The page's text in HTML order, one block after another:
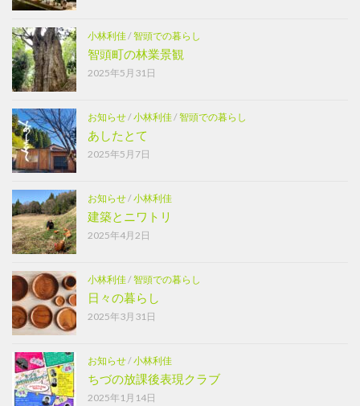
小林利佳/智頭での暮らし
智頭町の林業景観
2025年5月31日
お知らせ/小林利佳/智頭での暮らし
あしたとて
2025年5月7日
お知らせ/小林利佳
建築とニワトリ
2025年4月2日
小林利佳/智頭での暮らし
日々の暮らし
2025年3月31日
お知らせ/小林利佳
ちづの放課後表現クラブ
2025年1月14日